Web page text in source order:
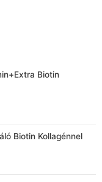
Biotin
Biotin Kollagénnel